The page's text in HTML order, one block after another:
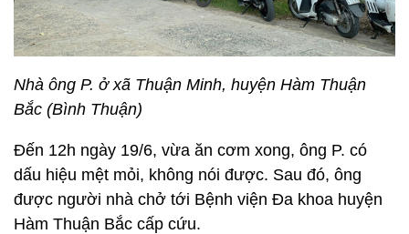
Nhà ông P. ở xã Thuận Minh, huyện Hàm Thuận
Bắc (Bình Thuận)
Đến 12h ngày 19/6, vừa ăn cơm xong, ông P. có
dấu hiệu mệt mỏi, không nói được. Sau đó, ông
được người nhà chở tới Bệnh viện Đa khoa huyện
Hàm Thuận Bắc cấp cứu.